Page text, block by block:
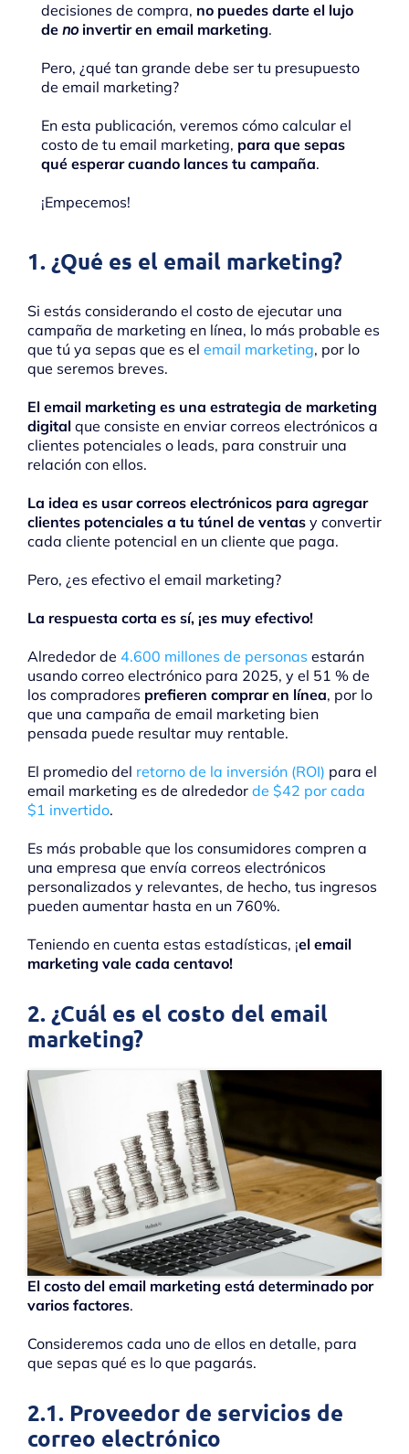
decisiones de compra, no puedes darte el lujo
de no invertir en email marketing.
Pero, ¿qué tan grande debe ser tu presupuesto
de email marketing?
En esta publicación, veremos cómo calcular el
costo de tu email marketing, para que sepas
qué esperar cuando lances tu campaña.
¡Empecemos!
1. ¿Qué es el email marketing?
Si estás considerando el costo de ejecutar una
campaña de marketing en línea, lo más probable es
que tú ya sepas que es el email marketing, por lo
que seremos breves.
El email marketing es una estrategia de marketing
digital que consiste en enviar correos electrónicos a
clientes potenciales o leads, para construir una
relación con ellos.
La idea es usar correos electrónicos para agregar
clientes potenciales a tu túnel de ventas y convertir
cada cliente potencial en un cliente que paga.
Pero, ¿es efectivo el email marketing?
La respuesta corta es sí, ¡es muy efectivo!
Alrededor de 4.600 millones de personas estarán
usando correo electrónico para 2025, y el 51 % de
los compradores prefieren comprar en línea, por lo
que una campaña de email marketing bien
pensada puede resultar muy rentable.
El promedio del retorno de la inversión (ROI) para el
email marketing es de alrededor de $42 por cada
$1 invertido.
Es más probable que los consumidores compren a
una empresa que envía correos electrónicos
personalizados y relevantes, de hecho, tus ingresos
pueden aumentar hasta en un 760%.
Teniendo en cuenta estas estadísticas, ¡el email
marketing vale cada centavo!
2. ¿Cuál es el costo del email
marketing?
El costo del email marketing está determinado por
varios factores.
Consideremos cada uno de ellos en detalle, para
que sepas qué es lo que pagarás.
2.1. Proveedor de servicios de
correo electrónico